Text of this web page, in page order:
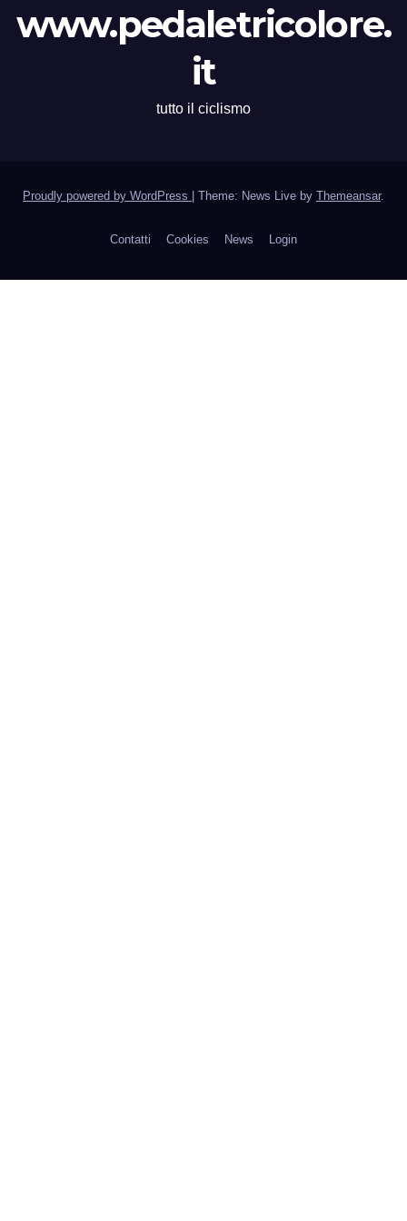
www.pedaletricolore.
it
tutto il ciclismo
Proudly powered by WordPress | Theme: News Live by Themeansar.
Contatti Cookies News Login